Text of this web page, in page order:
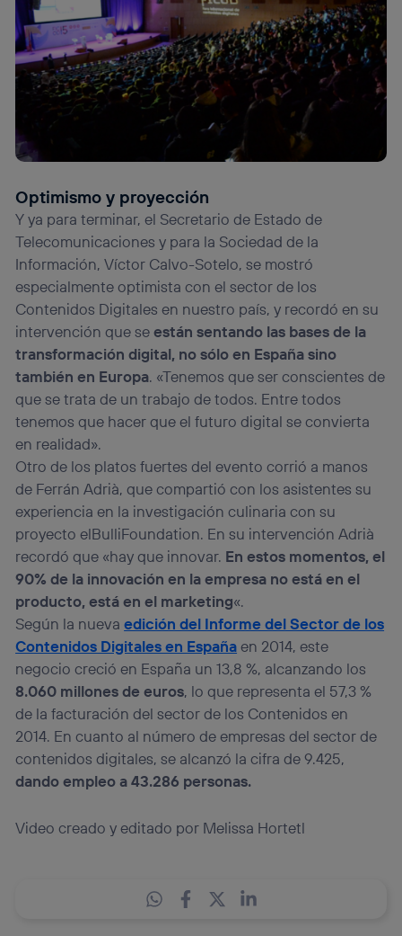
Optimismo y proyección
Y ya para terminar, el Secretario de Estado de
Telecomunicaciones y para la Sociedad de la
Información, Víctor Calvo-Sotelo, se mostró
especialmente optimista con el sector de los
Contenidos Digitales en nuestro país, y recordó en su
intervención que seestán sentando las bases de la
transformación digital, no sólo en España sino
también en Europa. «Tenemos que ser conscientes de
que se trata de un trabajo de todos. Entre todos
tenemos que hacer que el futuro digital se convierta
en realidad».
Otro de los platos fuertes del evento corrió a manos
de Ferrán Adrià, que compartió con los asistentes su
experiencia en la investigación culinaria con su
proyecto elBulliFoundation. En su intervención Adrià
recordó que «hay que innovar. En estos momentos, el
90% de la innovación en la empresa no está en el
producto, está en el marketing«.
Según la nuevaedición del Informe del Sector de los
Contenidos Digitales en Españaen 2014, este
negocio creció en España un 13,8 %, alcanzando los
8.060 millones de euros, lo que representa el 57,3 %
de la facturación del sector de los Contenidos en
2014. En cuanto al número de empresas del sector de
contenidos digitales, se alcanzó la cifra de 9.425,
dando empleo a 43.286 personas.
Video creado y editado por Melissa Hortetl